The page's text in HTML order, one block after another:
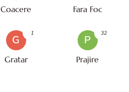
Coacere Fara Foc
G
Gratar
1
P
Prajire
32